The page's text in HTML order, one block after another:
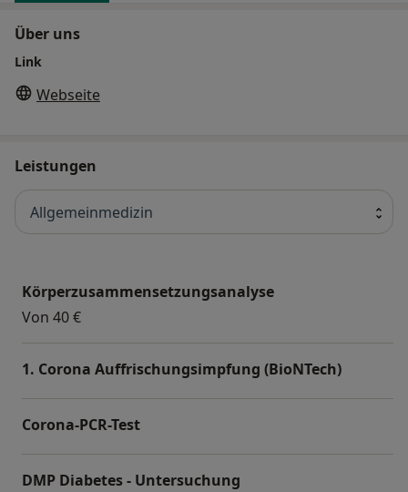
Über uns
Link
Webseite
Leistungen
Allgemeinmedizin
Körperzusammensetzungsanalyse
Von 40 €
1. Corona Auffrischungsimpfung (BioNTech)
Corona-PCR-Test
DMP Diabetes - Untersuchung